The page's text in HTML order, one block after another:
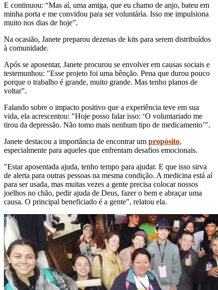
E continuou: “Mas aí, uma amiga, que eu chamo de anjo, bateu em
minha porta e me convidou para ser voluntária. Isso me impulsiona
muito nos dias de hoje”.
Na ocasião, Janete preparou dezenas de kits para serem distribuídos
à comunidade.
Após se aposentar, Janete procurou se envolver em causas sociais e
testemunhou: "Esse projeto foi uma bênção. Pena que durou pouco
porque o trabalho é grande, muito grande. Mas tenho planos de
voltar".
Falando sobre o impacto positivo que a experiência teve em sua
vida, ela acrescentou: "Hoje posso falar isso: ‘O voluntariado me
tirou da depressão. Não tomo mais nenhum tipo de medicamento’".
Janete destacou a importância de encontrar um propósito,
especialmente para aqueles que enfrentam desafios emocionais.
"Estar aposentada ajuda, tenho tempo para ajudar. E que isso sirva
de alerta para outras pessoas na mesma condição. A medicina está aí
para ser usada, mas muitas vezes a gente precisa colocar nossos
joelhos no chão, pedir ajuda de Deus, fazer o bem e abraçar uma
causa. O principal beneficiado é a gente", relatou ela.